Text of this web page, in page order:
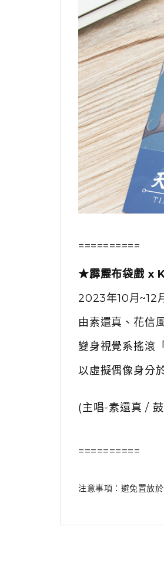
==========
★霹靂布袋戲 x
2023年10月~12
由素還真、花信
變身視覺系搖滾
以虛擬偶像身分
(主唱-素還真 /
==========
注意事項：避免置放